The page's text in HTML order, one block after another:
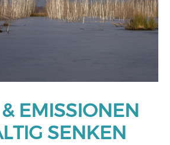
EMISSIONEN
SENKEN